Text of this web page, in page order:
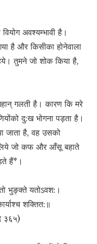
अवश्यम्भावी है।
है और किसीका होनेवाला
तुमने जो शोक किया है,
गलती है। कारण कि मरे
दु:ख भोगना पड़ता है।
जाता है, वह उसको
लिये जो कफ और आँसू बहाते
हैं*।
भुङ्‍क्ते यतोऽवश:।
शक्तित:॥
३६५)